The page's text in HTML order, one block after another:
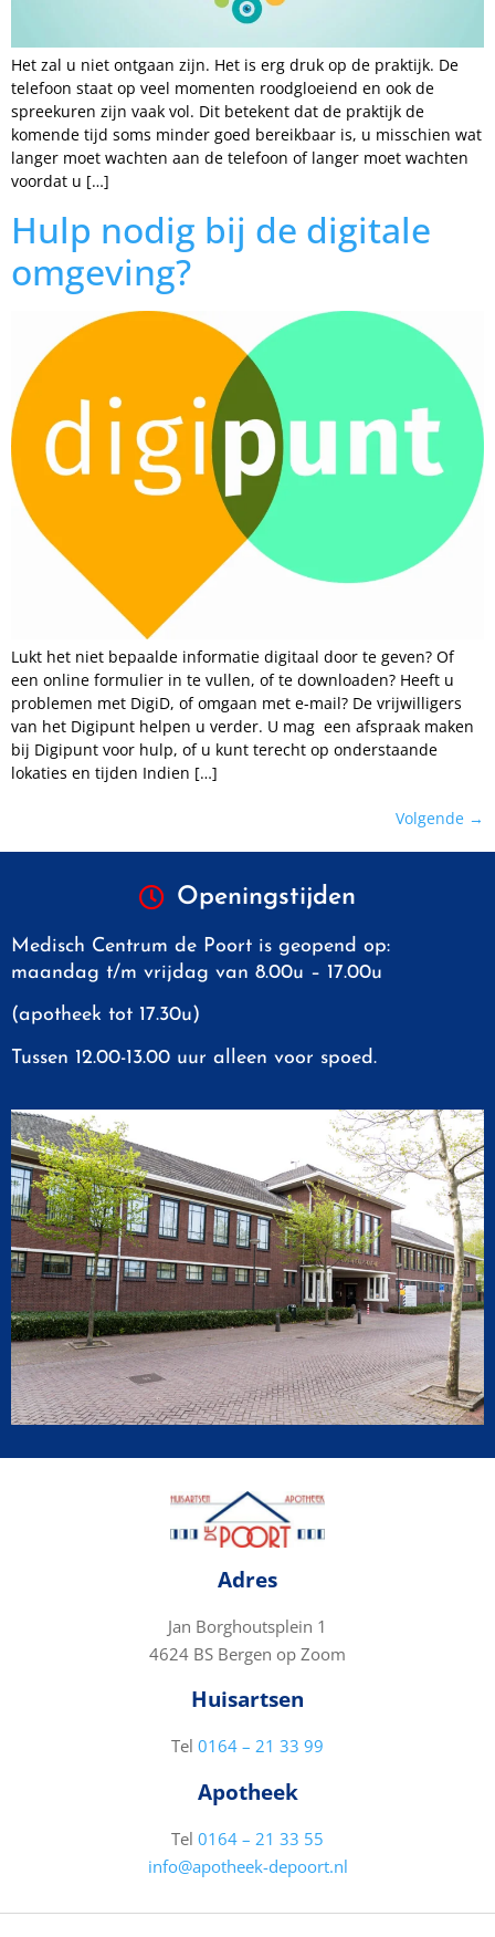
Het zal u niet ontgaan zijn. Het is erg druk op de praktijk. De
telefoon staat op veel momenten roodgloeiend en ook de
spreekuren zijn vaak vol. Dit betekent dat de praktijk de
komende tijd soms minder goed bereikbaar is, u misschien wat
langer moet wachten aan de telefoon of langer moet wachten
voordat u […]
Hulp nodig bij de digitale
omgeving?
Lukt het niet bepaalde informatie digitaal door te geven? Of
een online formulier in te vullen, of te downloaden? Heeft u
problemen met DigiD, of omgaan met e-mail? De vrijwilligers
van het Digipunt helpen u verder. U mag een afspraak maken
bij Digipunt voor hulp, of u kunt terecht op onderstaande
lokaties en tijden Indien […]
Volgende →
Openingstijden
Medisch Centrum de Poort is geopend op:
maandag t/m vrijdag van 8.00u – 17.00u
(apotheek tot 17.30u)
Tussen 12.00-13.00 uur alleen voor spoed.
Adres
Jan Borghoutsplein 1
4624 BS Bergen op Zoom
Huisartsen
Tel 0164 – 21 33 99
Apotheek
Tel 0164 – 21 33 55
info@apotheek-depoort.nl